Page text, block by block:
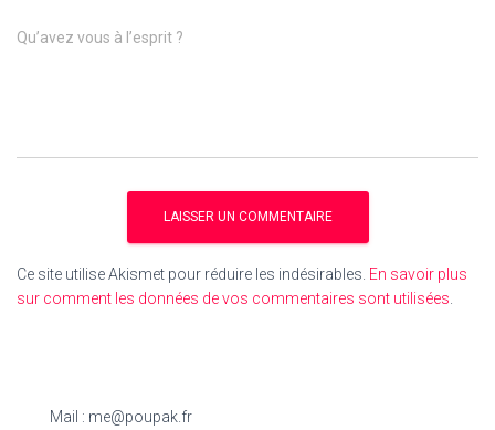
Qu’avez vous à l’esprit ?
Ce site utilise Akismet pour réduire les indésirables. En savoir plus
sur comment les données de vos commentaires sont utilisées
Mail : me@poupak.fr